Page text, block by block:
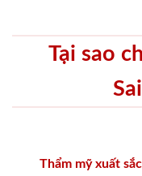
Tại sao
Thẩm mỹ xuất sắc